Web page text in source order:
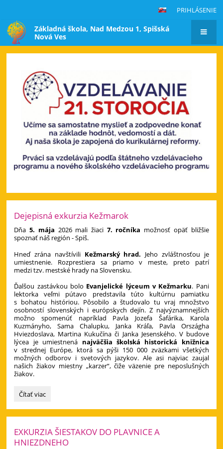
PRIHLÁSENIE
Základná škola, Nad Medzou 1, Spišská
Nová Ves
stránka
Dejepisná exkurzia Kežmarok
Dňa5. mája 2026 mali žiaci 7. ročníka možnosť opäť bližšie
spoznať náš región - Spiš.
Hneď zrána navštívili Kežmarský hrad. Jeho zvláštnosťou je
umiestnenie. Rozprestiera sa priamo v meste, preto patrí
medzi tzv. mestské hrady na Slovensku.
Ďalšou zastávkou bolo Evanjelické lýceum v Kežmarku. Pani
lektorka veľmi pútavo predstavila túto kultúrnu pamiatku
s bohatou históriou. Pôsobilo a študovalo tu vraj množstvo
osobností slovenských i európskych dejín. Z najvýznamnejších
možno spomenúť napríklad Pavla Jozefa Šafárika, Karola
Kuzmányho, Sama Chalupku, Janka Kráľa, Pavla Országha
Hviezdoslava, Martina Kukučína či Janka Jesenského. V budove
lýcea je umiestnená najväčšia školská historická knižnica
v strednej Európe, ktorá sa pýši 150 000 zväzkami všetkých
možných odborov i svetových jazykov. Ale asi najviac zaujal
našich žiakov miestny „karzer“, čiže väzenie pre neposlušných
žiakov.
Dejepisná
Kežmarok:
Čítať viac
EXKURZIA ŠIESTAKOV DO PLAVNICE A
HNIEZDNEHO